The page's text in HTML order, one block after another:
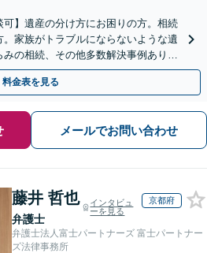
可】遺産の分け方にお困りの方。相続
家族がトラブルにならないような遺
の相続、その他多数解決事例あり。
談】【初回相談無料】
料金表を見る
メールでお問い合わせ
藤井 哲也
弁護士
インタビュ
ーを見る
京都府
弁護士法人富士パートナーズ 富士パートナー
ズ法律事務所